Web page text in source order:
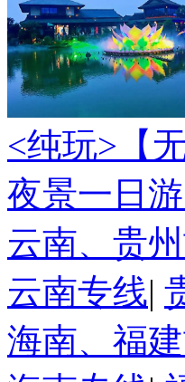
<纯玩> 【
夜景一日
云南、贵
云南专线|
海南、福